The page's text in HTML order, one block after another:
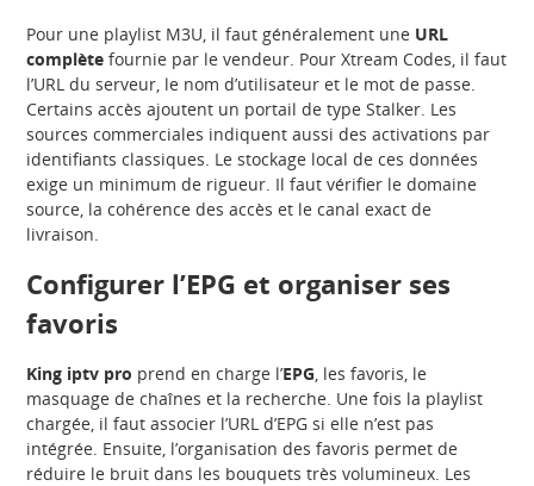
Pour une playlist M3U, il faut généralement une URL
complète fournie par le vendeur. Pour Xtream Codes, il faut
l’URL du serveur, le nom d’utilisateur et le mot de passe.
Certains accès ajoutent un portail de type Stalker. Les
sources commerciales indiquent aussi des activations par
identifiants classiques. Le stockage local de ces données
exige un minimum de rigueur. Il faut vérifier le domaine
source, la cohérence des accès et le canal exact de
livraison.
Configurer l’EPG et organiser ses
favoris
King iptv pro prend en charge l’EPG, les favoris, le
masquage de chaînes et la recherche. Une fois la playlist
chargée, il faut associer l’URL d’EPG si elle n’est pas
intégrée. Ensuite, l’organisation des favoris permet de
réduire le bruit dans les bouquets très volumineux. Les